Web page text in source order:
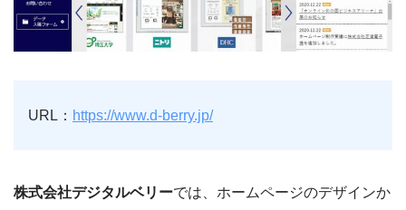
URL： https://www.d-berry.jp/
株式会社デジタルベリーでは、ホームページのデザインか